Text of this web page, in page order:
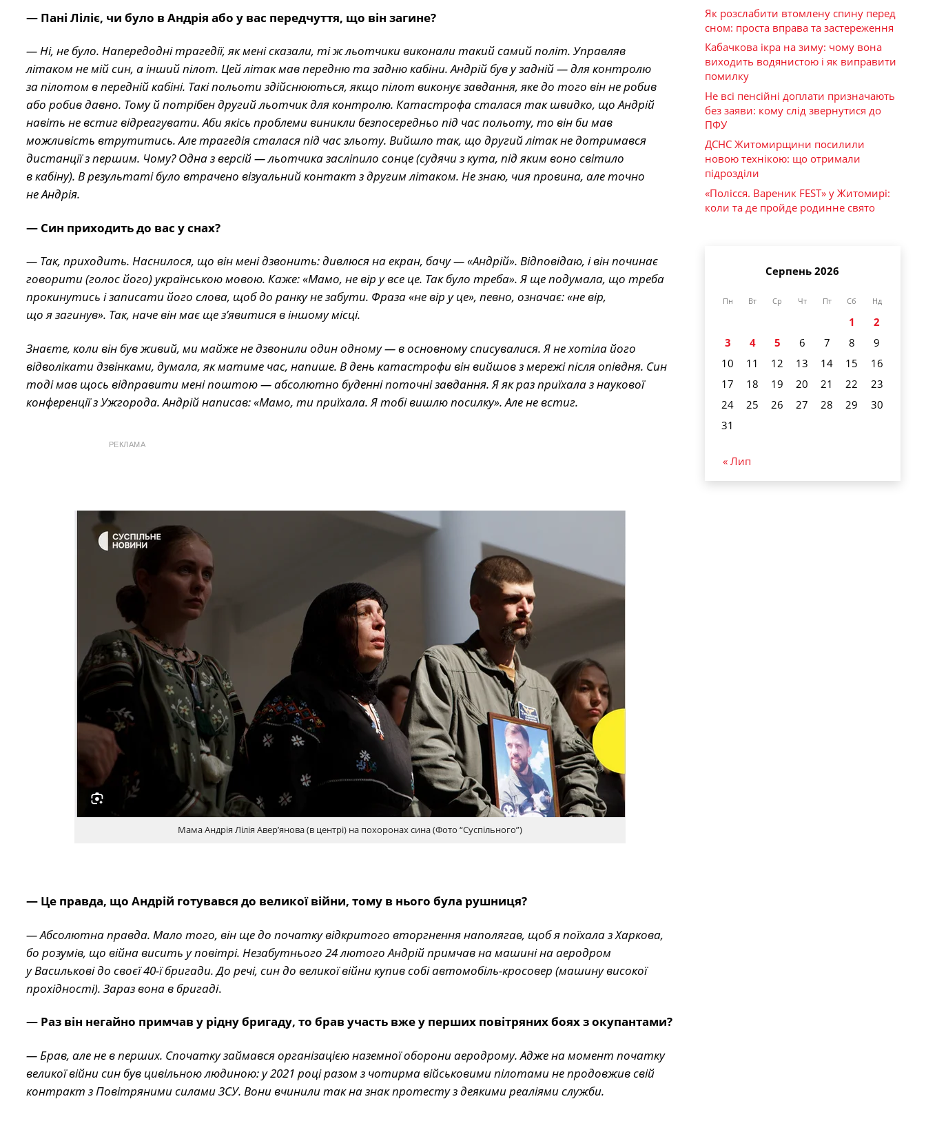
— Пані Ліліє, чи було в Андрія або у вас передчуття, що він загине?
— Ні, не було. Напередодні трагедії, як мені сказали, ті ж льотчики виконали такий самий політ. Управляв
літаком не мій син, а інший пілот. Цей літак мав передню та задню кабіни. Андрій був у задній — для контролю
за пілотом в передній кабіні. Такі польоти здійснюються, якщо пілот виконує завдання, яке до того він не робив
або робив давно. Тому й потрібен другий льотчик для контролю. Катастрофа сталася так швидко, що Андрій
навіть не встиг відреагувати. Аби якісь проблеми виникли безпосередньо під час польоту, то він би мав
можливість втрутитись. Але трагедія сталася під час зльоту. Вийшло так, що другий літак не дотримався
дистанції з першим. Чому? Одна з версій — льотчика засліпило сонце (судячи з кута, під яким воно світило
в кабіну). В результаті було втрачено візуальний контакт з другим літаком. Не знаю, чия провина, але точно
не Андрія.
— Син приходить до вас у снах?
— Так, приходить. Наснилося, що він мені дзвонить: дивлюся на екран, бачу — «Андрій». Відповідаю, і він починає
говорити (голос його) українською мовою. Каже: «Мамо, не вір у все це. Так було треба». Я ще подумала, що треба
прокинутись і записати його слова, щоб до ранку не забути. Фраза «не вір у це», певно, означає: «не вір,
що я загинув». Так, наче він має ще з’явитися в іншому місці.
Знаєте, коли він був живий, ми майже не дзвонили один одному — в основному списувалися. Я не хотіла його
відволікати дзвінками, думала, як матиме час, напише. В день катастрофи він вийшов з мережі після опівдня. Син
тоді мав щось відправити мені поштою — абсолютно буденні поточні завдання. Я як раз приїхала з наукової
конференції з Ужгорода. Андрій написав: «Мамо, ти приїхала. Я тобі вишлю посилку». Але не встиг.
РЕКЛАМА
Мама Андрія Лілія Авер’янова (в центрі) на похоронах сина (Фото “Суспільного”)
— Це правда, що Андрій готувався до великої війни, тому в нього була рушниця?
— Абсолютна правда. Мало того, він ще до початку відкритого вторгнення наполягав, щоб я поїхала з Харкова,
бо розумів, що війна висить у повітрі. Незабутнього 24 лютого Андрій примчав на машині на аеродром
у Василькові до своєї 40-ї бригади. До речі, син до великої війни купив собі автомобіль-кросовер (машину високої
прохідності). Зараз вона в бригаді.
— Раз він негайно примчав у рідну бригаду, то брав участь вже у перших повітряних боях з окупантами?
— Брав, але не в перших. Спочатку займався організацією наземної оборони аеродрому. Адже на момент початку
великої війни син був цивільною людиною: у 2021 році разом з чотирма військовими пілотами не продовжив свій
контракт з Повітряними силами ЗСУ. Вони вчинили так на знак протесту з деякими реаліями служби.
Як розслабити втомлену спину перед
сном: проста вправа та застереження
Кабачкова ікра на зиму: чому вона
виходить водянистою і як виправити
помилку
Не всі пенсійні доплати призначають
без заяви: кому слід звернутися до
ПФУ
ДСНС Житомирщини посилили
новою технікою: що отримали
підрозділи
«Полісся. Вареник FEST» у Житомирі:
коли та де пройде родинне свято
Серпень 2026
Пн Вт Ср Чт Пт Сб Нд
1
2
3
4 5 6 7 8
9
10
11 12 13 14 15
16
17
18 19 20 21 22
23
24
25 26 27 28 29
30
31
« Лип